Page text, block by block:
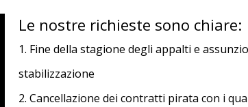
Le nostre richieste sono chiare:
1. Fine della stagione degli appalti e
stabilizzazione
2. Cancellazione dei contratti pirata con i